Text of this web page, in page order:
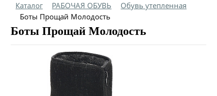
Каталог РАБОЧАЯ ОБУВЬ
Обувь утепленная
Боты Прощай Молодость
Боты Прощай Молодость